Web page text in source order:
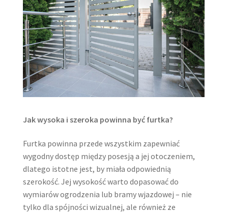
Jak wysoka i szeroka powinna być furtka?
Furtka powinna przede wszystkim zapewniać
wygodny dostęp między posesją a jej otoczeniem,
dlatego istotne jest, by miała odpowiednią
szerokość. Jej wysokość warto dopasować do
wymiarów ogrodzenia lub bramy wjazdowej – nie
tylko dla spójności wizualnej, ale również ze